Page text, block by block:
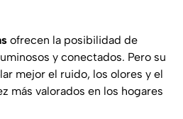
ofrecen la posibilidad de
y conectados. Pero su
mejor el ruido, los olores y el
más valorados en los hogares